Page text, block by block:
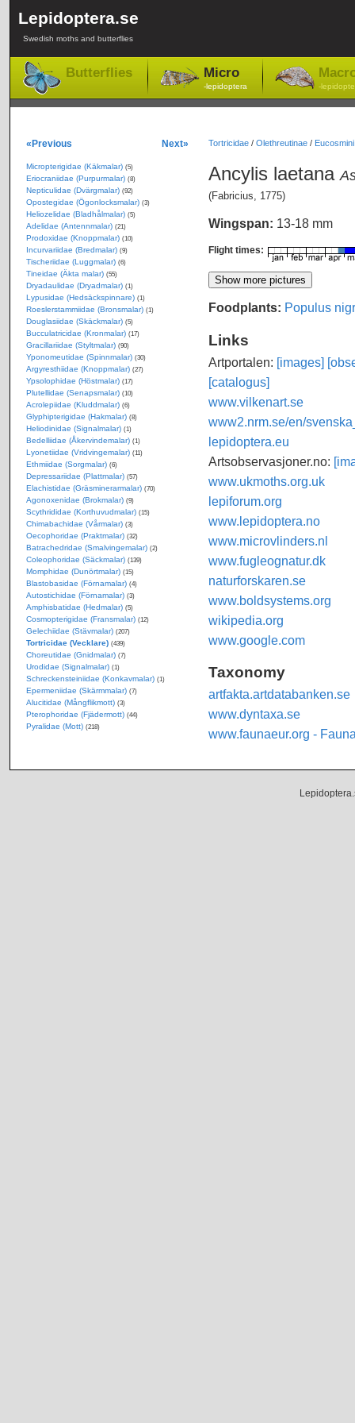
Lepidoptera.se
Swedish moths and butterflies
Butterflies Micro
-lepidoptera -
Tortricidae/ Olethreutinae/ Eucosmini
Ancylis laetana
(Fabricius, 1775)
Wingspan: 13-18 mm
Flight times:
Foodplants: Populus
Links
Artportalen: [images]
[catalogus]
www.vilkenart.se
www2.nrm.se/en/
lepidoptera.eu
Artsobservasjoner.no:
www.ukmoths.org.uk
lepiforum.org
www.lepidoptera.no
www.microvlinders.nl
www.fugleognatur.dk
naturforskaren.se
www.boldsystems.org
wikipedia.org
www.google.com
Taxonomy
artfakta.artdatabanken.se
www.dyntaxa.se
www.faunaeur.org -
«Previous Next»
Micropterigidae (Käkmalar) (5)
Eriocraniidae (Purpurmalar) (8)
Nepticulidae (Dvärgmalar) (92)
Opostegidae (Ögonlocksmalar) (3)
Heliozelidae (Bladhålmalar) (5)
Adelidae (Antennmalar) (21)
Prodoxidae (Knoppmalar) (10)
Incurvariidae (Bredmalar) (9)
Tischeriidae (Luggmalar) (6)
Tineidae (Äkta malar) (55)
Dryadaulidae (Dryadmalar) (1)
Lypusidae (Hedsäckspinnare) (1)
Roeslerstammiidae (Bronsmalar) (1)
Douglasiidae (Skäckmalar) (5)
Bucculatricidae (Kronmalar) (17)
Gracillariidae (Styltmalar) (90)
Yponomeutidae (Spinnmalar) (30)
Argyresthiidae (Knoppmalar) (27)
Ypsolophidae (Höstmalar) (17)
Plutellidae (Senapsmalar) (10)
Acrolepiidae (Kluddmalar) (6)
Glyphipterigidae (Hakmalar) (8)
Heliodinidae (Signalmalar) (1)
Bedelliidae (Åkervindemalar) (1)
Lyonetiidae (Vridvingemalar) (11)
Ethmiidae (Sorgmalar) (6)
Depressariidae (Plattmalar) (57)
Elachistidae (Gräsminerarmalar) (70)
Agonoxenidae (Brokmalar) (9)
Scythrididae (Korthuvudmalar) (15)
Chimabachidae (Vårmalar) (3)
Oecophoridae (Praktmalar) (32)
Batrachedridae (Smalvingemalar) (2)
Coleophoridae (Säckmalar) (139)
Momphidae (Dunörtmalar) (15)
Blastobasidae (Förnamalar) (4)
Autostichidae (Förnamalar) (3)
Amphisbatidae (Hedmalar) (5)
Cosmopterigidae (Fransmalar) (12)
Gelechiidae (Stävmalar) (207)
Tortricidae (Vecklare) (439)
Choreutidae (Gnidmalar) (7)
Urodidae (Signalmalar) (1)
Schreckensteiniidae (Konkavmalar) (1)
Epermeniidae (Skärmmalar) (7)
Alucitidae (Mångflikmott) (3)
Pterophoridae (Fjädermott) (44)
Pyralidae (Mott) (218)